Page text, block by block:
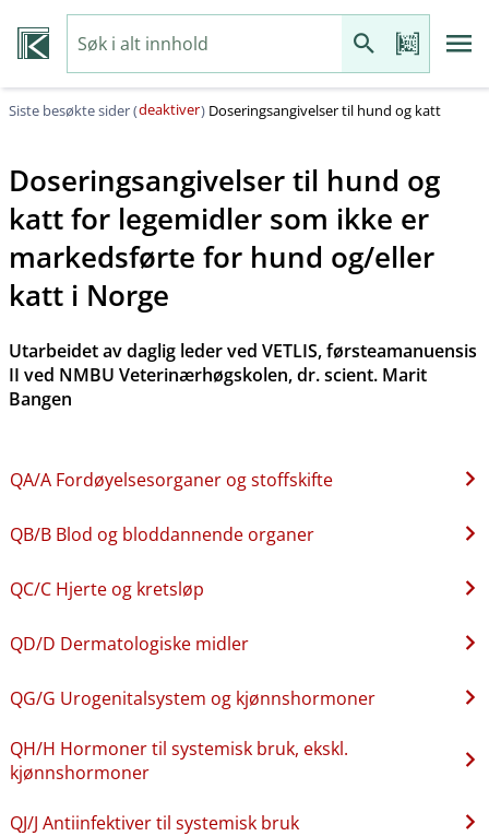
Siste besøkte sider (deaktiver) Doseringsangivelser til hund og katt
Doseringsangivelser til hund og
katt for legemidler som ikke er
markedsførte for hund og​/​eller
katt i Norge
Utarbeidet av daglig leder ved VETLIS, førsteamanuensis
II ved NMBU Veterinærhøgskolen, dr. scient. Marit
Bangen
QA​/​A Fordøyelsesorganer og stoffskifte
QB​/​B Blod og bloddannende organer
QC​/​C Hjerte og kretsløp
QD​/​D Dermatologiske midler
QG​/​G Urogenitalsystem og kjønnshormoner
QH​/​H Hormoner til systemisk bruk, ekskl.
kjønnshormoner
QJ​/​J Antiinfektiver til systemisk bruk